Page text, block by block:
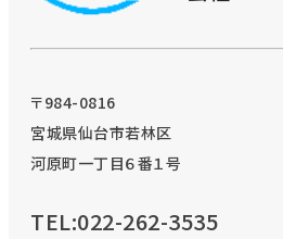
〒984-0816
宮城県仙台市若林区
河原町一丁目６番１号
TEL:022-262-3535